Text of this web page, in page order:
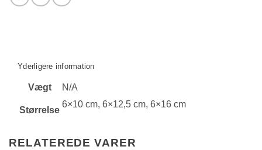
Yderligere information
Vægt N/A
Størrelse
6×10 cm, 6×12,5 cm, 6×16 cm
RELATEREDE VARER